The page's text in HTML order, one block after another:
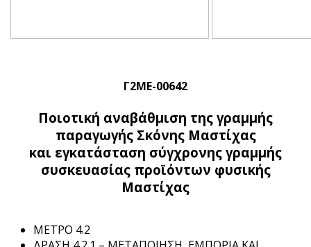
Γ2ΜΕ-00642
Ποιοτική αναβάθμιση της γραμμής
παραγωγής Σκόνης Μαστίχας
και εγκατάσταση σύγχρονης γραμμής
συσκευασίας προϊόντων φυσικής
Μαστίχας
ΜΕΤΡΟ 4.2